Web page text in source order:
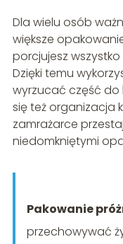
Dla wielu osób
większe
porcjujesz
Dzięki temu
wyrzucać część do
się też organizacja
zamrażarce
niedomkniętymi
Pakowanie
przechowywać